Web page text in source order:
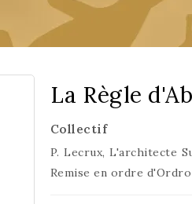
La Règle
Collectif
P. Lecrux, L'architecte
Remise en ordre